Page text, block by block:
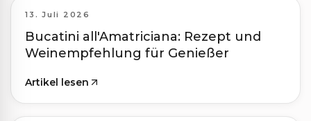
13. Juli 2026
Bucatini all'Amatriciana: Rezept und
Weinempfehlung für Genießer
Artikel lesen